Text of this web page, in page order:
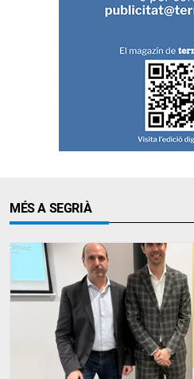
MÉS A SEGRIÀ